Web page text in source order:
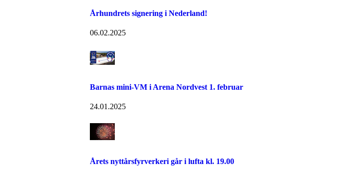
Århundrets signering i Nederland!
06.02.2025
Barnas mini-VM i Arena Nordvest 1. februar
24.01.2025
Årets nyttårsfyrverkeri går i lufta kl. 19.00